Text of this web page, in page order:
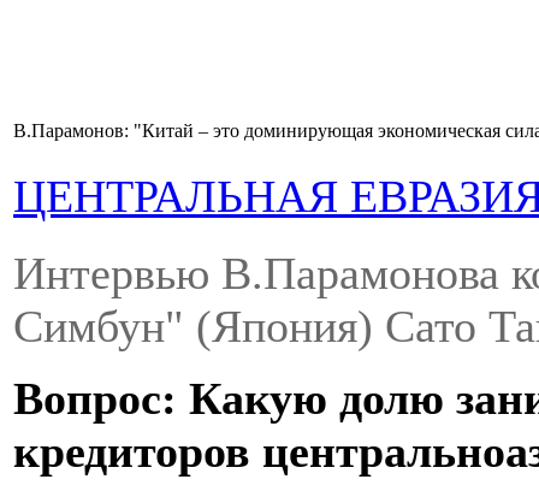
В.Парамонов: "Китай – это доминирующая экономическая
ЦЕНТРАЛЬНАЯ
Интервью В.Парамонова
Симбун" (Япония) Сато
Вопрос: Какую долю
кредиторов